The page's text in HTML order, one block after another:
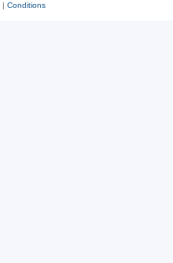
| Conditions